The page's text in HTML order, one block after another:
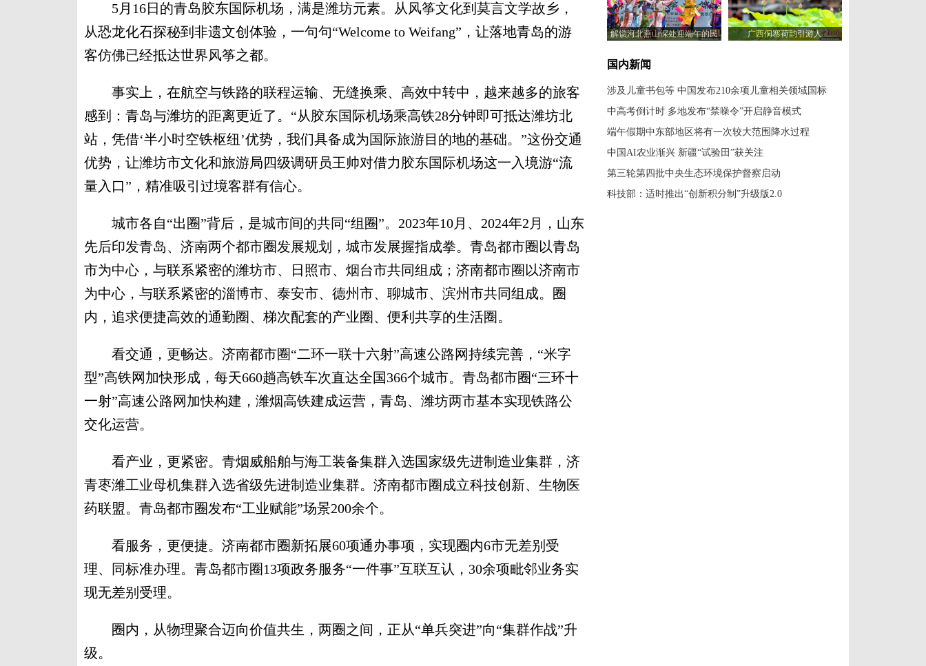
5月16日的青岛胶东国际机场，满是潍坊元素。从风筝文化到莫言文学故乡，
从恐龙化石探秘到非遗文创体验，一句句“Welcome to Weifang”，让落地青岛的游
客仿佛已经抵达世界风筝之都。
事实上，在航空与铁路的联程运输、无缝换乘、高效中转中，越来越多的旅客
感到：青岛与潍坊的距离更近了。“从胶东国际机场乘高铁28分钟即可抵达潍坊北
站，凭借‘半小时空铁枢纽’优势，我们具备成为国际旅游目的地的基础。”这份交通
优势，让潍坊市文化和旅游局四级调研员王帅对借力胶东国际机场这一入境游“流
量入口”，精准吸引过境客群有信心。
城市各自“出圈”背后，是城市间的共同“组圈”。2023年10月、2024年2月，山东
先后印发青岛、济南两个都市圈发展规划，城市发展握指成拳。青岛都市圈以青岛
市为中心，与联系紧密的潍坊市、日照市、烟台市共同组成；济南都市圈以济南市
为中心，与联系紧密的淄博市、泰安市、德州市、聊城市、滨州市共同组成。圈
内，追求便捷高效的通勤圈、梯次配套的产业圈、便利共享的生活圈。
看交通，更畅达。济南都市圈“二环一联十六射”高速公路网持续完善，“米字
型”高铁网加快形成，每天660趟高铁车次直达全国366个城市。青岛都市圈“三环十
一射”高速公路网加快构建，潍烟高铁建成运营，青岛、潍坊两市基本实现铁路公
交化运营。
看产业，更紧密。青烟威船舶与海工装备集群入选国家级先进制造业集群，济
青枣潍工业母机集群入选省级先进制造业集群。济南都市圈成立科技创新、生物医
药联盟。青岛都市圈发布“工业赋能”场景200余个。
看服务，更便捷。济南都市圈新拓展60项通办事项，实现圈内6市无差别受
理、同标准办理。青岛都市圈13项政务服务“一件事”互联互认，30余项毗邻业务实
现无差别受理。
圈内，从物理聚合迈向价值共生，两圈之间，正从“单兵突进”向“集群作战”升
级。
解锁河北燕山深处迎端午的民
广西侗寨荷韵引游人
国内新闻
涉及儿童书包等 中国发布210余项儿童相关领域国标
中高考倒计时 多地发布“禁噪令”开启静音模式
端午假期中东部地区将有一次较大范围降水过程
中国AI农业渐兴 新疆“试验田”获关注
第三轮第四批中央生态环境保护督察启动
科技部：适时推出“创新积分制”升级版2.0